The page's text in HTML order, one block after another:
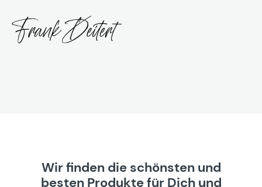
Wir finden die schönsten und
besten Produkte für Dich und